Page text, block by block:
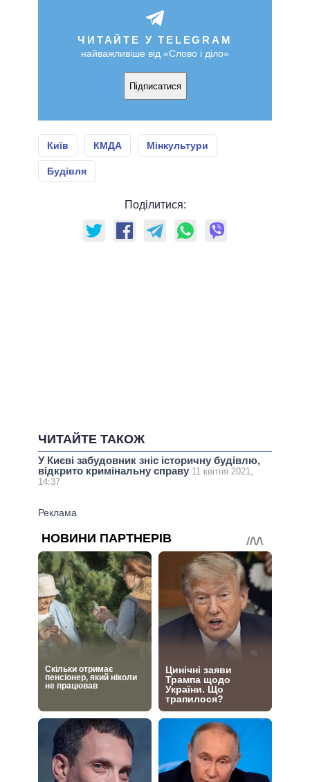
ЧИТАЙТЕ У TELEGRAM
найважливіше від «Слово і діло»
Підписатися
Київ КМДА Мінкультури
Будівля
Поділитися:
ЧИТАЙТЕ ТАКОЖ
У Києві забудовник зніс історичну будівлю,
відкрито кримінальну справу 11 квітня 2021,
14:37